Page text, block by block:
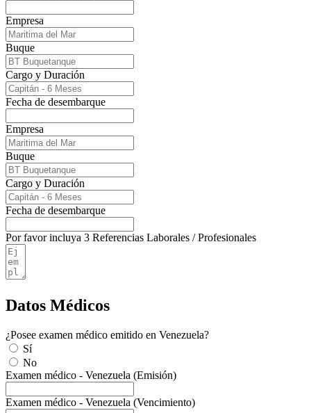
Empresa
Buque
Cargo y Duración
Fecha de desembarque
Empresa
Buque
Cargo y Duración
Fecha de desembarque
Por favor incluya 3 Referencias Laborales / Profesionales
Datos Médicos
¿Posee examen médico emitido en Venezuela?
Sí
No
Examen médico - Venezuela (Emisión)
Examen médico - Venezuela (Vencimiento)